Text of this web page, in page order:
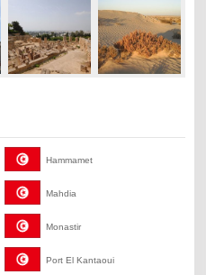
Hammamet
Mahdia
Monastir
Port El Kantaoui